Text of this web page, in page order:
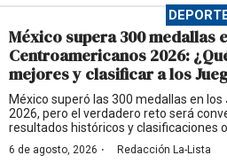
México supera 300 medallas
Centroamericanos 2026:
mejores y clasificar a los
México superó las 300 medallas en
2026, pero el verdadero reto será
resultados históricos y clasificaciones
6 de agosto, 2026 · Redacción La-Lista